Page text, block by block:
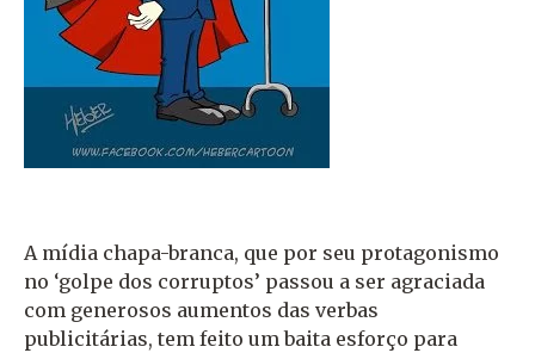
A mídia chapa-branca, que por seu protagonismo
no ‘golpe dos corruptos’ passou a ser agraciada
com generosos aumentos das verbas
publicitárias, tem feito um baita esforço para